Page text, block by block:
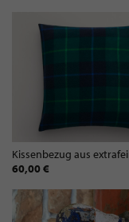
60,00 €